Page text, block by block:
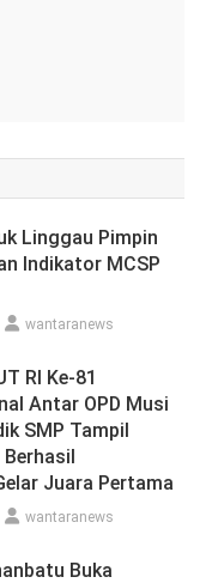
Linggau Pimpin
Indikator MCSP
wantaranews
RI Ke-81
Antar OPD Musi
SMP Tampil
Juara Pertama
wantaranews
Buka